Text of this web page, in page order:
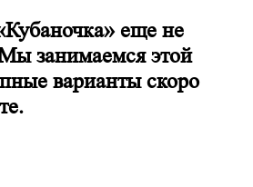
еще не
занимаемся этой
варианты скоро